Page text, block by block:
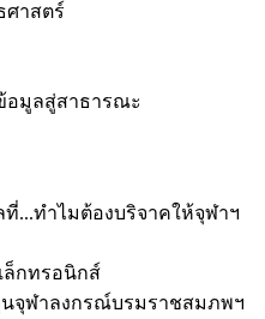
ศาสตร์
อมูลสู่สาธารณะ
ที่...ทำไมต้องบริจาคให้จุฬาฯ
ล็กทรอนิกส์
จุฬาลงกรณ์บรมราชสมภพฯ